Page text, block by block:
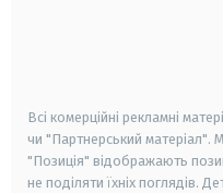
Всі комерційні рекламні
чи "Партнерський матеріал".
"Позиція" відображають
не поділяти їхніх поглядів.